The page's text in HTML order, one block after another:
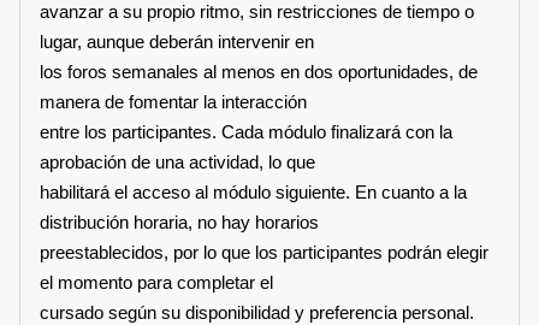
avanzar a su propio ritmo, sin restricciones de tiempo o
lugar, aunque deberán intervenir en
los foros semanales al menos en dos oportunidades, de
manera de fomentar la interacción
entre los participantes. Cada módulo finalizará con la
aprobación de una actividad, lo que
habilitará el acceso al módulo siguiente. En cuanto a la
distribución horaria, no hay horarios
preestablecidos, por lo que los participantes podrán elegir
el momento para completar el
cursado según su disponibilidad y preferencia personal.